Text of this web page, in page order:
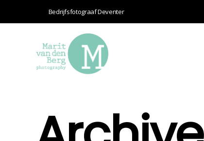
Bedrijfsfotograaf Deventer